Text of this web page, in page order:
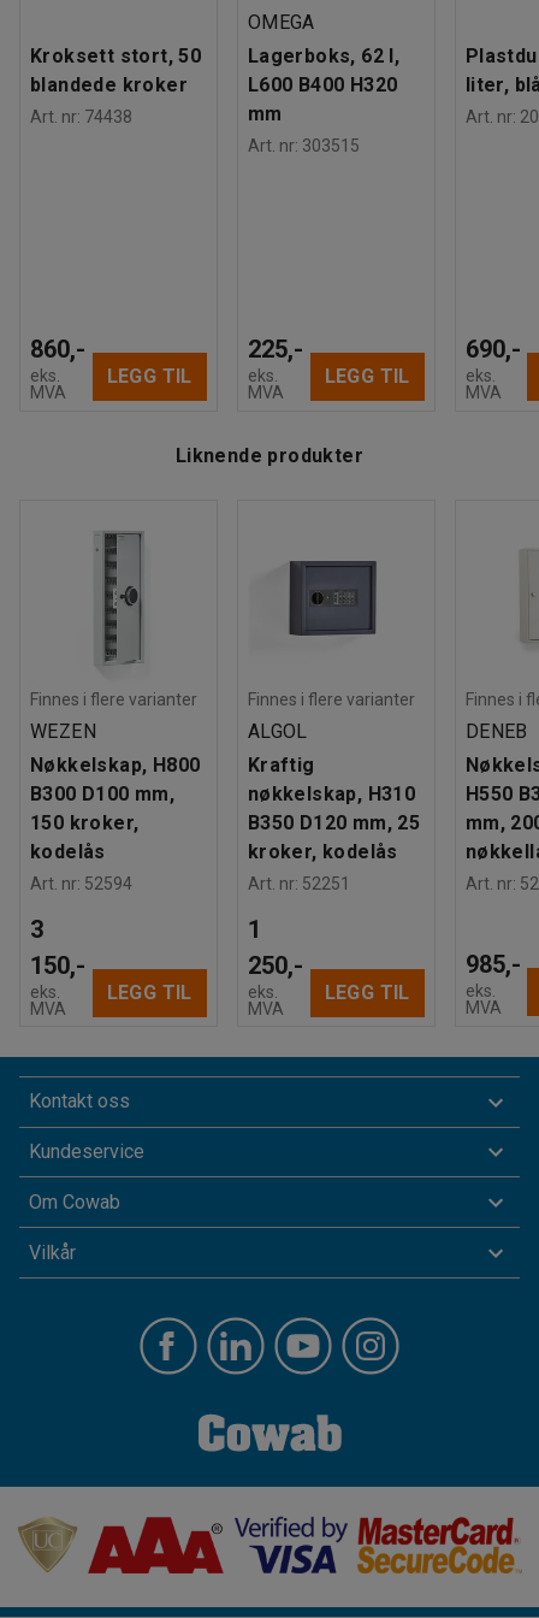
Kroksett stort, 50
blandede kroker
Art. nr: 74438
860,-
eks.
MVA
LEGG TIL
OMEGA
Lagerboks, 62 l,
L600 B400 H320
mm
Art. nr: 303515
225,-
eks.
MVA
LEGG TIL
liter,
Art. nr:
690,-
eks.
MVA
Liknende produkter
Finnes i flere varianter
WEZEN
Nøkkelskap, H800
B300 D100 mm,
150 kroker,
kodelås
Art. nr: 52594
3
150,-
eks.
MVA
LEGG TIL
Finnes i flere varianter
ALGOL
Kraftig
nøkkelskap, H310
B350 D120 mm, 25
kroker, kodelås
Art. nr: 52251
1
250,-
eks.
MVA
LEGG TIL
Finnes i
DENEB
H550
mm,
Art. nr:
985,-
eks.
MVA
Kontakt oss
Kundeservice
Om Cowab
Vilkår